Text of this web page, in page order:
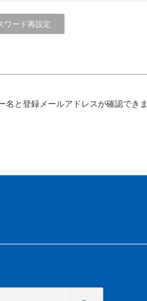
と登録メールアドレスが確認できま